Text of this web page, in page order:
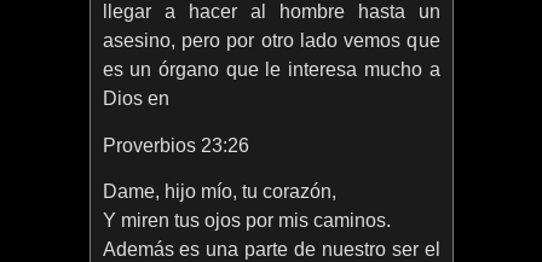
llegar a hacer al hombre hasta un
asesino, pero por otro lado vemos que
es un órgano que le interesa mucho a
Dios en
Proverbios 23:26
Dame, hijo mío, tu corazón,
Y miren tus ojos por mis caminos.
Además es una parte de nuestro ser el